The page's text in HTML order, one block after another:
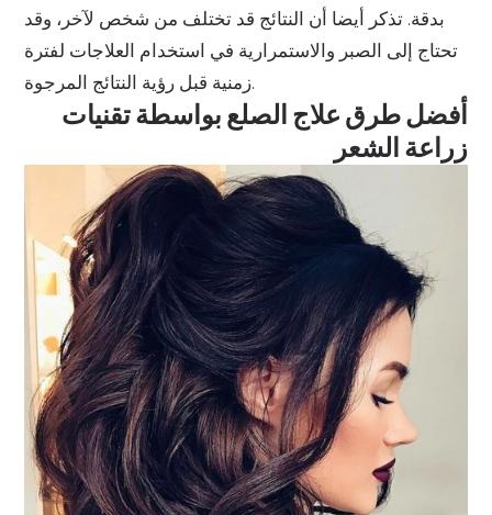
بدقة. تذكر أيضا أن النتائج قد تختلف من شخص لآخر، وقد
تحتاج إلى الصبر والاستمرارية في استخدام العلاجات لفترة
زمنية قبل رؤية النتائج المرجوة.
أفضل طرق علاج الصلع بواسطة تقنيات
زراعة الشعر